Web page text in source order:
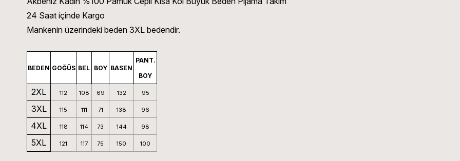
24 Saat içinde Kargo
Mankenin üzerindeki beden 3XL bedendir.
BEDEN GOĞÜS BEL BOY BASEN
PANT.
BOY
2XL 112 108 69 132 95
3XL 115 111 71 138 96
4XL 118 114 73 144 98
5XL 121 117 75 150 100